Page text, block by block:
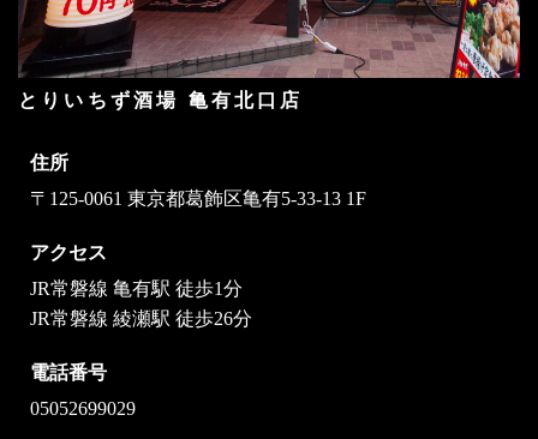
とりいちず酒場 亀有北口店
住所
〒125-0061 東京都葛飾区亀有5-33-13 1F
アクセス
JR常磐線 亀有駅 徒歩1分
JR常磐線 綾瀬駅 徒歩26分
電話番号
05052699029